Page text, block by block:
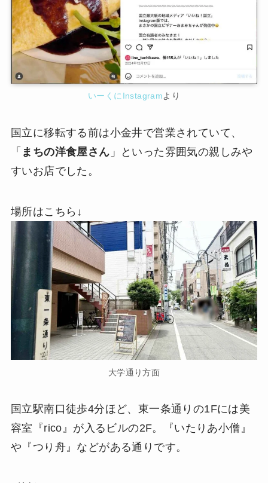
いーくにInstagramより
国立に移転する前は小金井で営業されていて、
「 まちの洋食屋さん 」といった雰囲気の親しみや
すいお店でした。
場所はこちら↓
大学通り方面
国立駅南口徒歩4分ほど、東一条通りの1Fには美
容室『rico』が入るビルの2F。『いたりあ小僧』
や『つり舟』などがある通りです。